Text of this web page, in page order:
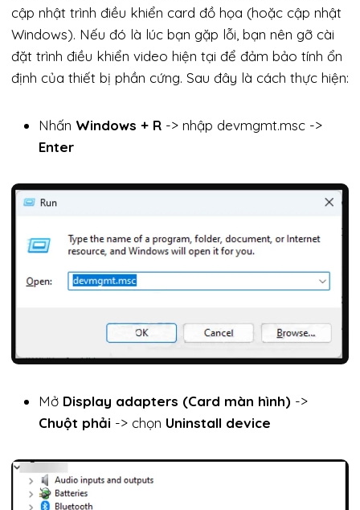
cập nhật trình điều khiển card đồ họa (hoặc cập nhật
Windows). Nếu đó là lúc bạn gặp lỗi, bạn nên gỡ cài
đặt trình điều khiển video hiện tại để đảm bảo tính ổn
định của thiết bị phần cứng. Sau đây là cách thực hiện:
Nhấn Windows + R -> nhập devmgmt.msc ->
Enter
Mở Display adapters (Card màn hình) ->
Chuột phải -> chọn Uninstall device